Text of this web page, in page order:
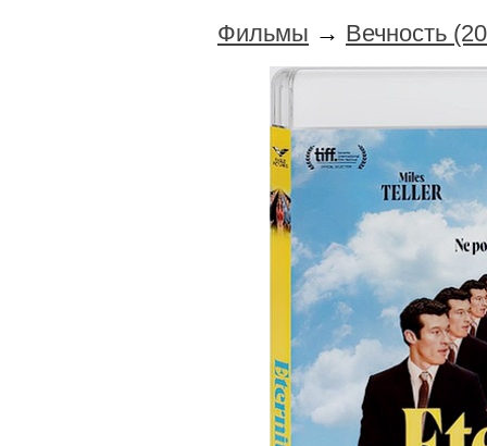
Фильмы → Вечность